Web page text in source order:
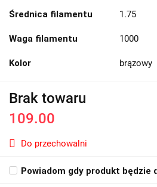
Średnica filamentu 1.75
Waga filamentu 1000
Kolor brązowy
Brak towaru
109.00
Do przechowalni
Powiadom gdy produkt będzie